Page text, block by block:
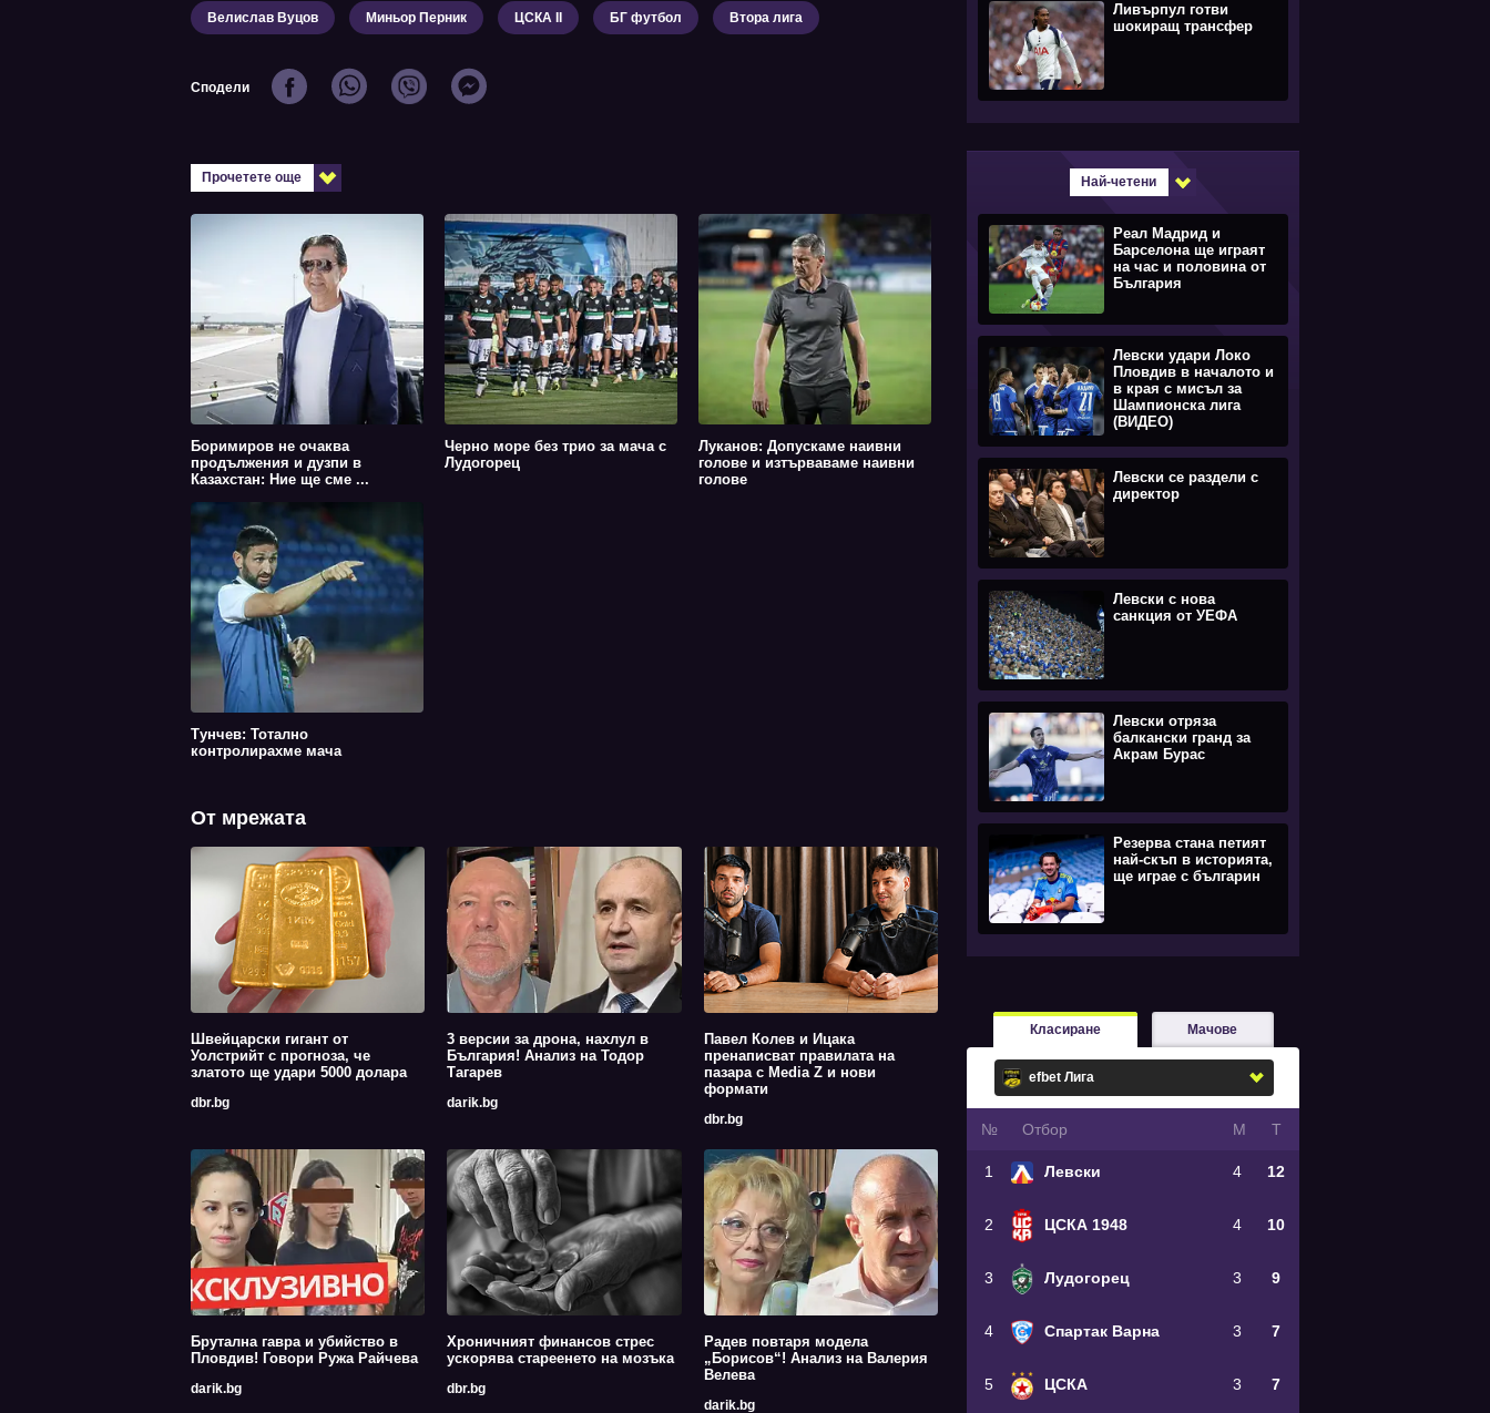
Велислав Вуцов Миньор Перник ЦСКА II БГ футбол Втора лига
Сподели
Прочетете още
Боримиров не очаква
продължения и дузпи в
Казахстан: Ние ще сме ...
Черно море без трио за мача с
Лудогорец
Луканов: Допускаме наивни
голове и изтърваваме наивни
голове
Тунчев: Тотално
контролирахме мача
От мрежата
Швейцарски гигант от
Уолстрийт с прогноза, че
златото ще удари 5000 долара
dbr.bg
3 версии за дрона, нахлул в
България! Анализ на Тодор
Тагарев
darik.bg
Павел Колев и Ицака
пренаписват правилата на
пазара с Media Z и нови
формати
dbr.bg
Брутална гавра и убийство в
Пловдив! Говори Ружа Райчева
darik.bg
Хроничният финансов стрес
ускорява стареенето на мозъка
dbr.bg
Радев повтаря модела
„Борисов“! Анализ на Валерия
Велева
darik.bg
Ливърпул готви
шокиращ трансфер
Най-четени
Реал Мадрид и
Барселона ще играят
на час и половина от
България
Левски удари Локо
Пловдив в началото и
в края с мисъл за
Шампионска лига
(ВИДЕО)
Левски се раздели с
директор
Левски с нова
санкция от УЕФА
Левски отряза
балкански гранд за
Акрам Бурас
Резерва стана петият
най-скъп в историята,
ще играе с българин
Класиране Мачове
№ Oтбор М Т
1 Левски 4 12
2 ЦСКА 1948 4 10
3 Лудогорец 3 9
4 Спартак Варна 3 7
5 ЦСКА 3 7